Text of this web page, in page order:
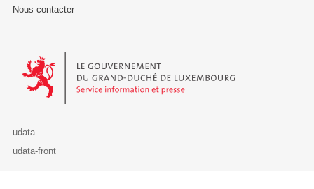
Nous contacter
Le Gouvernement du Grand-Duché de Luxembourg - Service
udata
udata-front